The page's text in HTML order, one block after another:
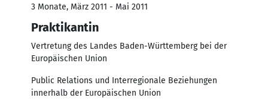
3 Monate, März 2011 - Mai 2011
Praktikantin
Vertretung des Landes Baden-Württemberg bei der
Europäischen Union
Public Relations und Interregionale Beziehungen
innerhalb der Europäischen Union